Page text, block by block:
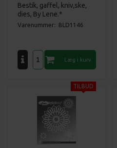
Bestik, gaffel, kniv,ske,
dies, By Lene.*
Varenummer: BLD1146